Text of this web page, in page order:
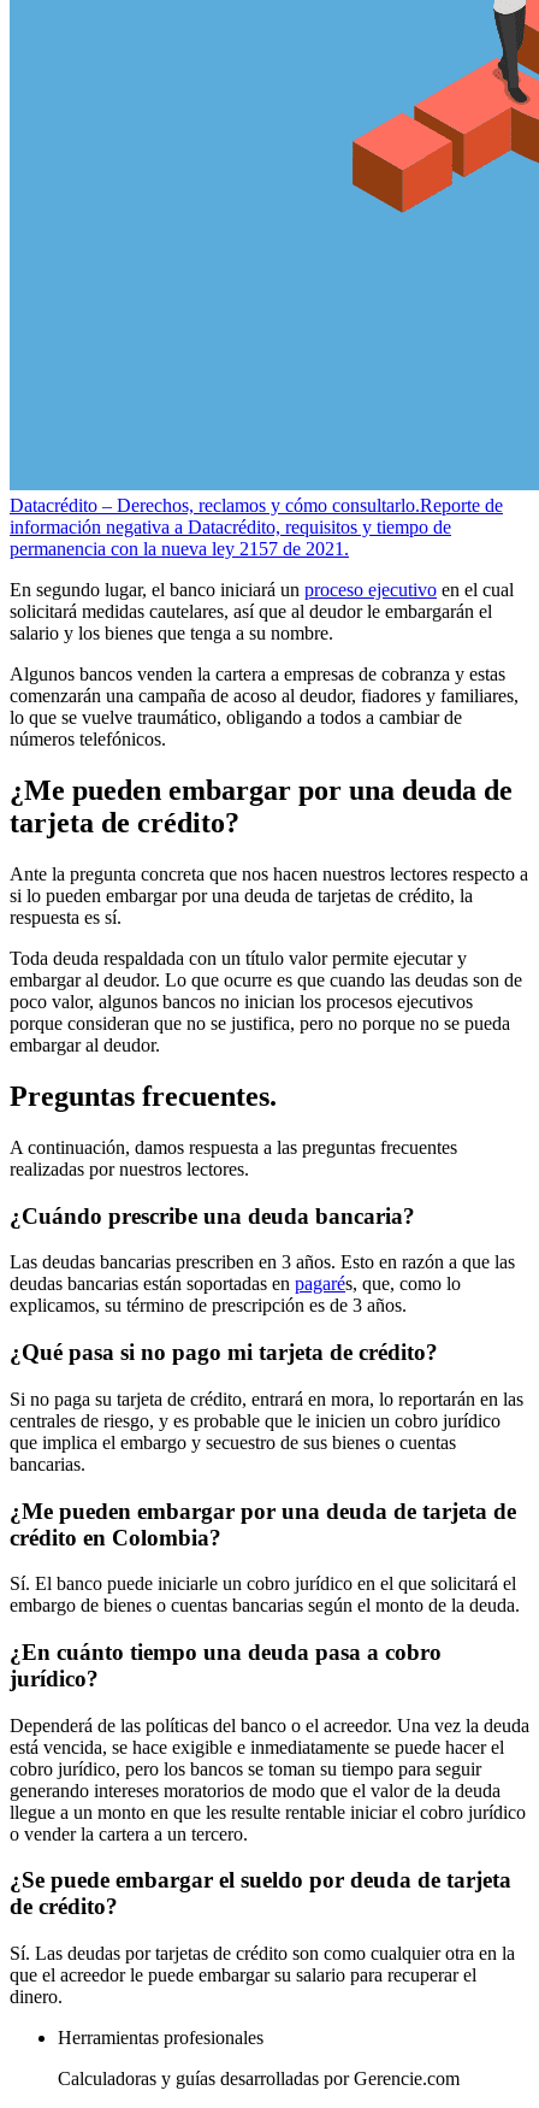
Datacrédito – Derechos, reclamos y cómo consultarlo.Reporte de
información negativa a Datacrédito, requisitos y tiempo de
permanencia con la nueva ley 2157 de 2021.
En segundo lugar, el banco iniciará un proceso ejecutivo en el cual
solicitará medidas cautelares, así que al deudor le embargarán el
salario y los bienes que tenga a su nombre.
Algunos bancos venden la cartera a empresas de cobranza y estas
comenzarán una campaña de acoso al deudor, fiadores y familiares,
lo que se vuelve traumático, obligando a todos a cambiar de
números telefónicos.
¿Me pueden embargar por una deuda de
tarjeta de crédito?
Ante la pregunta concreta que nos hacen nuestros lectores respecto a
si lo pueden embargar por una deuda de tarjetas de crédito, la
respuesta es sí.
Toda deuda respaldada con un título valor permite ejecutar y
embargar al deudor. Lo que ocurre es que cuando las deudas son de
poco valor, algunos bancos no inician los procesos ejecutivos
porque consideran que no se justifica, pero no porque no se pueda
embargar al deudor.
Preguntas frecuentes.
A continuación, damos respuesta a las preguntas frecuentes
realizadas por nuestros lectores.
¿Cuándo prescribe una deuda bancaria?
Las deudas bancarias prescriben en 3 años. Esto en razón a que las
deudas bancarias están soportadas en pagarés, que, como lo
explicamos, su término de prescripción es de 3 años.
¿Qué pasa si no pago mi tarjeta de crédito?
Si no paga su tarjeta de crédito, entrará en mora, lo reportarán en las
centrales de riesgo, y es probable que le inicien un cobro jurídico
que implica el embargo y secuestro de sus bienes o cuentas
bancarias.
¿Me pueden embargar por una deuda de tarjeta de
crédito en Colombia?
Sí. El banco puede iniciarle un cobro jurídico en el que solicitará el
embargo de bienes o cuentas bancarias según el monto de la deuda.
¿En cuánto tiempo una deuda pasa a cobro
jurídico?
Dependerá de las políticas del banco o el acreedor. Una vez la deuda
está vencida, se hace exigible e inmediatamente se puede hacer el
cobro jurídico, pero los bancos se toman su tiempo para seguir
generando intereses moratorios de modo que el valor de la deuda
llegue a un monto en que les resulte rentable iniciar el cobro jurídico
o vender la cartera a un tercero.
¿Se puede embargar el sueldo por deuda de tarjeta
de crédito?
Sí. Las deudas por tarjetas de crédito son como cualquier otra en la
que el acreedor le puede embargar su salario para recuperar el
dinero.
Herramientas profesionales
Calculadoras y guías desarrolladas por Gerencie.com